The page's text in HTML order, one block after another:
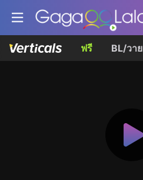
ฟรี BL/วาย